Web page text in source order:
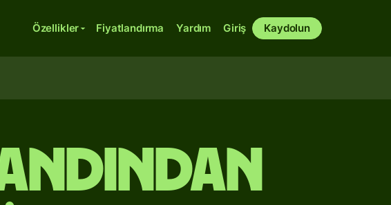
Özellikler Fiyatlandırma Yardım Giriş Kaydolun